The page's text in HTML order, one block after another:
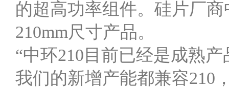
的超高功率组件。硅片厂
210mm尺寸产品。
“中环210目前已经是成熟
我们的新增产能都兼容210